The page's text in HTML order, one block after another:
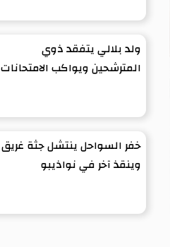
ولد بلالي يتفقد ذوي
المترشحين ويواكب الامتحانات
خفر السواحل ينتشل جثة غريق
وينقذ آخر في نواذيبو